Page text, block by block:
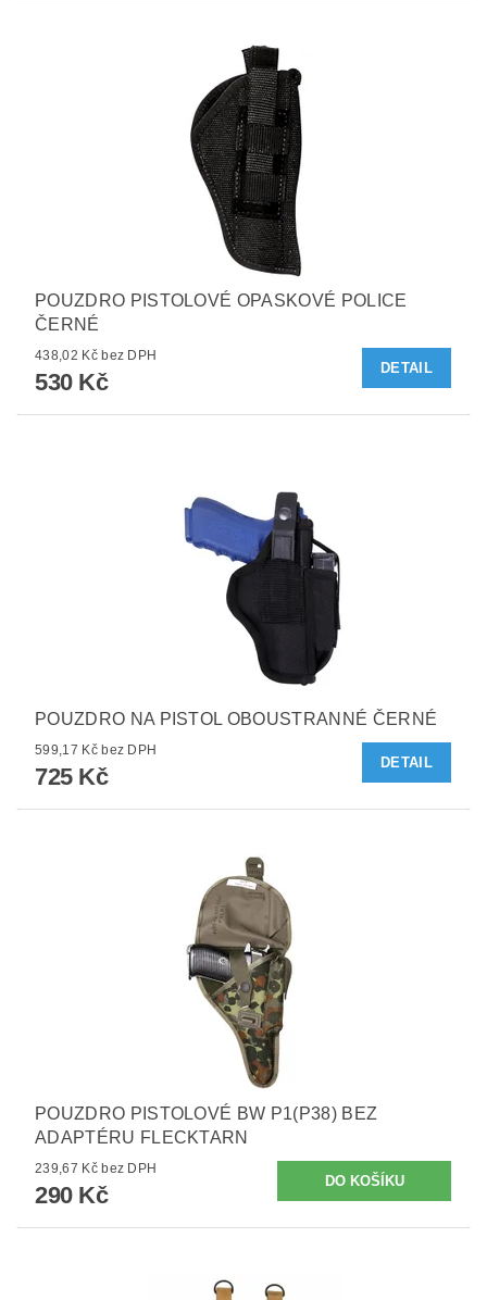
POUZDRO PISTOLOVÉ OPASKOVÉ POLICE
ČERNÉ
438,02 Kč bez DPH
530 Kč
DETAIL
POUZDRO NA PISTOL OBOUSTRANNÉ ČERNÉ
599,17 Kč bez DPH
725 Kč
DETAIL
POUZDRO PISTOLOVÉ BW P1(P38) BEZ
ADAPTÉRU FLECKTARN
239,67 Kč bez DPH
290 Kč